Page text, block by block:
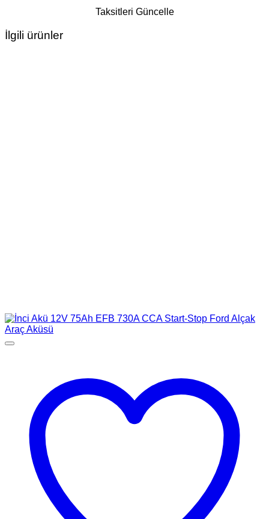
Taksitleri Güncelle
İlgili ürünler